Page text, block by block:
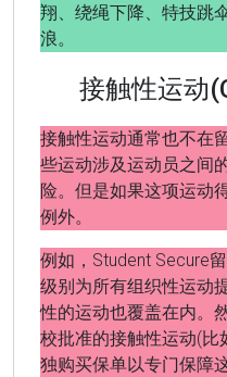
翔、绕绳下降、特技跳
浪。
接触性运动
接触性运动通常也不在
些运动涉及运动员之间
险。但是如果这项运动
例外。
例如，Student Secure
级别为所有组织性运动
性的运动也覆盖在内。
校批准的接触性运动(比
独购买保单以专门保障